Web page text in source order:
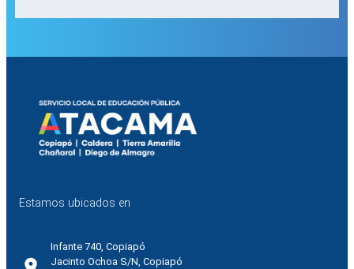
Estamos ubicados en
Infante 740, Copiapó
Jacinto Ochoa S/N, Copiapó